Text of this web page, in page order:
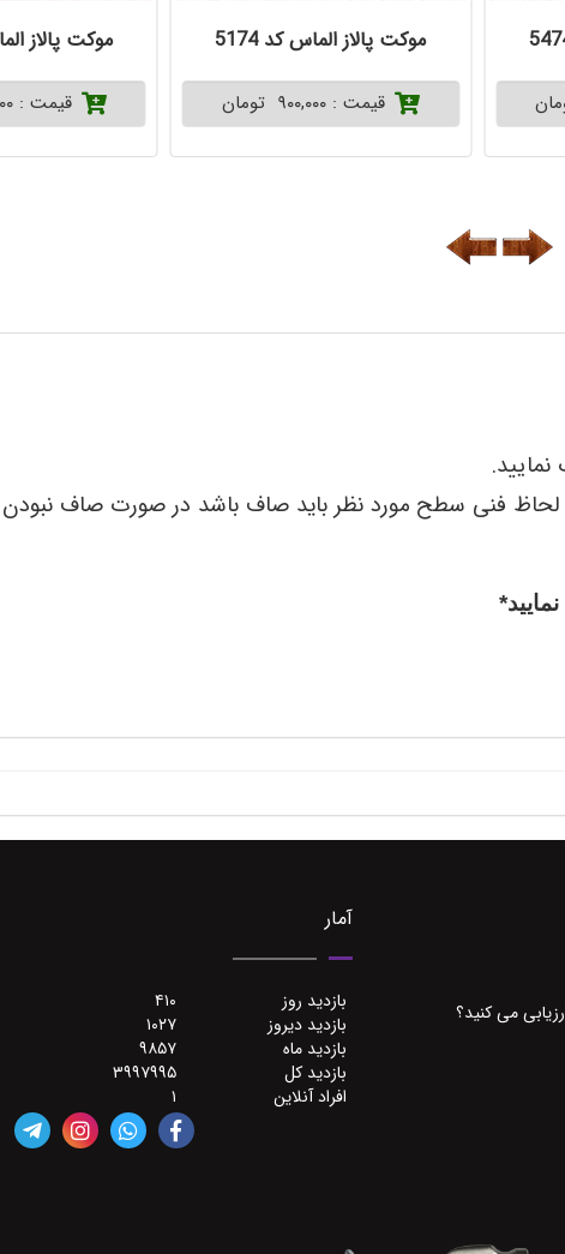
موکت پالاز
قیمت : ۱۳۸,۰۰۰ تومان
موکت پالاز الماس کد 5174
قیمت : ۹۰۰,۰۰۰ تومان
لحاظ فنی سطح مورد نظر باید صاف باشد در صورت صاف
می کنید؟
آمار
بازدید روز
بازدید دیروز
بازدید ماه
بازدید کل
افراد آنلاین
۴۱۰
۱۰۲۷
۹۸۵۷
۳۹۹۷۹۹۵
۱